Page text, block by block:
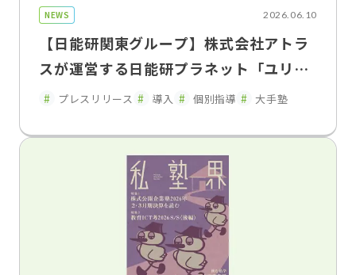
NEWS 2026.06.10
【日能研関東グループ】株式会社アトラ
スが運営する日能研プラネット「ユリウ
ス」の神奈川・東京・埼玉の 一部教室で
5月よりトライアル導入・運用開始
プレスリリース 導入 個別指導 大手塾